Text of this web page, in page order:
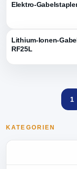
KATEGORIEN
Elektro-
Lithium-Ionen-
RF25L
1